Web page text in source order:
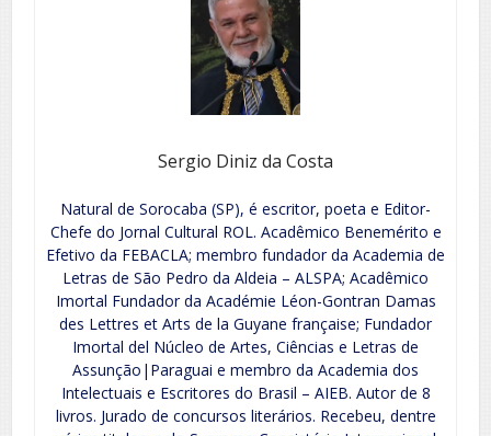
Sergio Diniz da Costa
Natural de Sorocaba (SP), é escritor, poeta e Editor-
Chefe do Jornal Cultural ROL. Acadêmico Benemérito e
Efetivo da FEBACLA; membro fundador da Academia de
Letras de São Pedro da Aldeia – ALSPA; Acadêmico
Imortal Fundador da Académie Léon-Gontran Damas
des Lettres et Arts de la Guyane française; Fundador
Imortal del Núcleo de Artes, Ciências e Letras de
Assunção|Paraguai e membro da Academia dos
Intelectuais e Escritores do Brasil – AIEB. Autor de 8
livros. Jurado de concursos literários. Recebeu, dentre